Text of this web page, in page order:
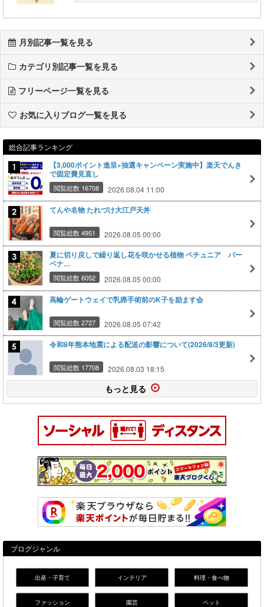
月別記事一覧を見る
カテゴリ別記事一覧を見る
フリーページ一覧を見る
お気に入りブログ一覧を見る
総合記事ランキング
【3,000ポイント進呈×抽選キャンペーン実施中】楽天でんき
で固定費見直し
閲覧総数 16708 2026.08.04 11:00
てんや名物 たれづけ大江戸天丼
閲覧総数 4951 2026.08.05 00:00
夏に切り戻しで繰り返し花を咲かせる植物 ペチュニア バー
ベナ…
閲覧総数 6052 2026.08.05 00:00
高輪ゲートウェイで乳癌手術前のK子を励ます会
閲覧総数 2727 2026.08.05 07:42
令和8年熊本地震による配送の影響について(2026/8/3更新)
閲覧総数 17708 2026.08.03 18:15
もっと見る
ブログジャンル
出産・子育て インテリア 料理・食べ物
ファッション 園芸 ペット